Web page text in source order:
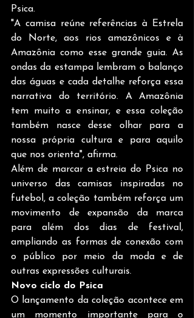
Psica.
"A camisa reúne referências à Estrela
do Norte, aos rios amazônicos e à
Amazônia como esse grande guia. As
ondas da estampa lembram o balanço
das águas e cada detalhe reforça essa
narrativa do território. A Amazônia
tem muito a ensinar, e essa coleção
também nasce desse olhar para a
nossa própria cultura e para aquilo
que nos orienta", afirma.
Além de marcar a estreia do Psica no
universo das camisas inspiradas no
futebol, a coleção também reforça um
movimento de expansão da marca
para além dos dias de festival,
ampliando as formas de conexão com
o público por meio da moda e de
outras expressões culturais.
Novo ciclo do Psica
O lançamento da coleção acontece em
um momento importante para o